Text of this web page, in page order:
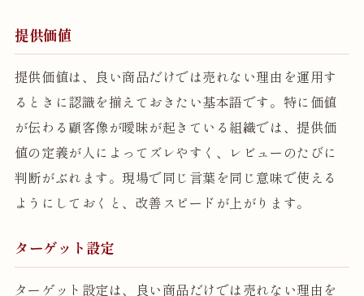
提供価値
提供価値は、良い商品だけでは売れない理由を運用す
るときに認識を揃えておきたい基本語です。特に価値
が伝わる顧客像が曖昧が起きている組織では、提供価
値の定義が人によってズレやすく、レビューのたびに
判断がぶれます。現場で同じ言葉を同じ意味で使える
ようにしておくと、改善スピードが上がります。
ターゲット設定
ターゲット設定は、良い商品だけでは売れない理由を